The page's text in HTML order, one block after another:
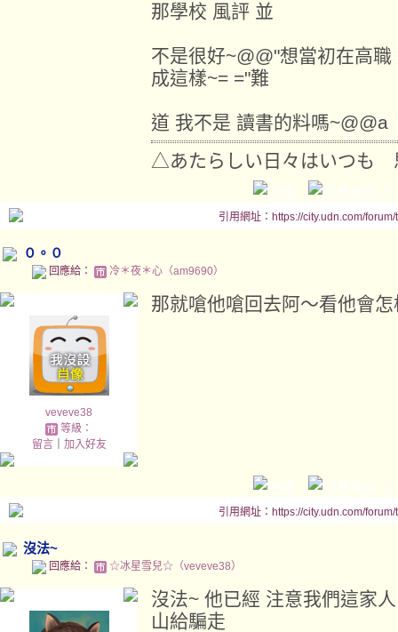
那學校 風評 並
不是很好~@@"想當初在高
成這樣~= ="難
道 我不是 讀書的料嗎~@@a
△あたらしい日々はいつも
引用網址：https://city.udn.com/
０。０
回應給： 冷＊夜＊心（am9690）
veveve38
等級：
留言｜ 加入好友
那就嗆他嗆回去阿～看他會怎
引用網址：https://city.udn.com/
沒法~
回應給： ☆冰星雪兒☆（veveve38）
沒法~ 他已經 注意我們這家
山給騙走